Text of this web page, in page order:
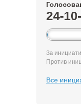
24-
За
Против
Все